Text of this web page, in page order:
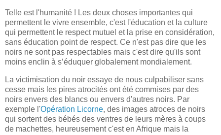
Telle est l'humanité ! Les deux choses importantes qui
permettent le vivre ensemble, c'est l'éducation et la culture
qui permettent le respect mutuel et la prise en considération,
sans éducation point de respect. Ce n'est pas dire que les
noirs ne sont pas respectables mais c'est dire qu'ils sont
moins enclin à s’éduquer globalement mondialement.
La victimisation du noir essaye de nous culpabiliser sans
cesse mais les pires atrocités ont été commises par des
noirs envers des blancs ou envers d'autres noirs. Par
exemple l'Opération Licorne, des images atroces de noirs
qui sortent des bébés des ventres de leurs mères à coups
de machettes, heureusement c'est en Afrique mais la